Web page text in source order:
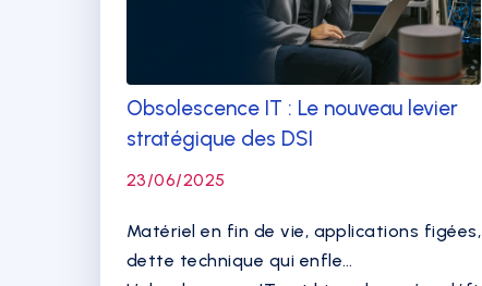
Obsolescence IT : Le nouveau levier
stratégique des DSI
23/06/2025
Matériel en fin de vie, applications figées,
dette technique qui enfle…